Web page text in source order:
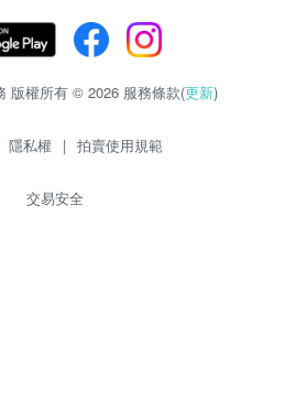
版權所有 © 2026 服務條款(更新)
隱私權 | 拍賣使用規範
交易安全